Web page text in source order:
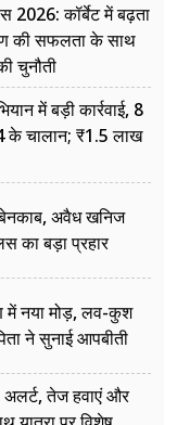
2026: कॉर्बेट में बढ़ता
की सफलता के साथ
चुनौती
में बड़ी कार्रवाई, 8
के चालान; ₹1.5 लाख
अवैध खनिज
का बड़ा प्रहार
में नया मोड़, लव-कुश
ने सुनाई आपबीती
अलर्ट, तेज हवाएं और